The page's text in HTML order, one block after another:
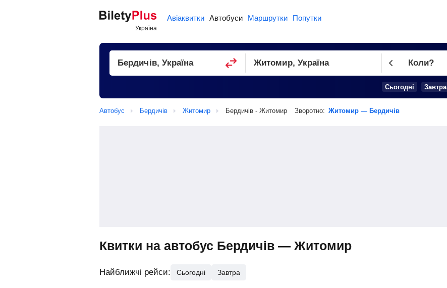
Авіаквитки Автобуси Маршрутки Попутки
Коли?
Cьогодні Завтра
Автобус Бердичів Житомир Бердичів - Житомир Зворотно: Житомир — Бердичів
Квитки на автобус Бердичів — Житомир
Найближчі рейси: Сьогодні Завтра